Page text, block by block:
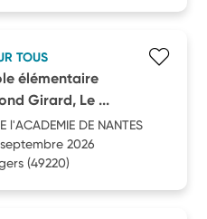
TOUS
élémentaire
Girard, Le ...
l'ACADEMIE DE NANTES
2026
(49220)